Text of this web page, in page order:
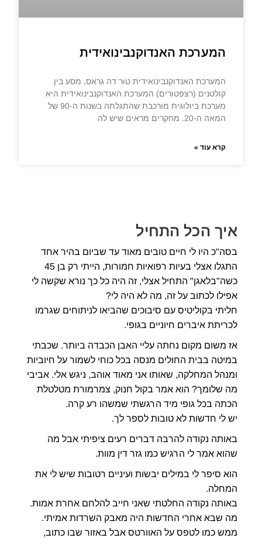
המערכת האנדוקנבינואידית
המערכת האנדוקנבינואידית טור דה גראס, מסע בין
קולטנים (רצפטורים) המערכת האנדוקנבינואידית היא
מערכת ביולוגית מורכבת שהתגלתה בשנות ה-90 של
המאה ה-20. מחקרים מראים שיש לה
קרא עוד »
איך הכל התחיל
בסה"כ היו לי חיים טובים מאוד עד שביום בהיר אחד
התגלו אצלי בעיות רפואיות חמורות, הייתי רק בן 45
כשה"בלאגן" התחיל אצלי, זה היה כל כך נורא שקשה לי
אפילו לכתוב על זה, מה לא היה לי?
חליתי בקוליטיס עם סיבוכים שהביאו לניתוחים שגרמו
לכריתת איברים חיוניים בגופי.
אז משום מקום נחתה עליי האבן הכבדה ביותר. שכבתי
במיטה בבית החולים מנסה בכל כוחי לשמור על חיוביות
ומנהל המחלקה, שאותו אני מאוד אוהב, ניגש אלי. אביבי
מה שלומך? הוא אמר בקול חנוק, צמרמורת מטלטלת
הכתה בכל גופי מיד הרגשתי שמשהו רע קרה.
יש לי חדשות לא טובות לספר לך.
באותה נקודה להרבה דברים רעים ציפיתי אבל מה
שהוא אמר לי הרגיש כמו גזר דין מוות.
הוא סיפר לי במילים יבשות ועיניים רטובות שיש לי את
המחלה.
באותה נקודה החלטתי שאני חייב להלחם אחרת אמות.
מה שבא אחרי החדשות היה מאבק השרדות אמיתי.
ממש כמו לטפס על האוורטס אבל באזור שבו כתוב,